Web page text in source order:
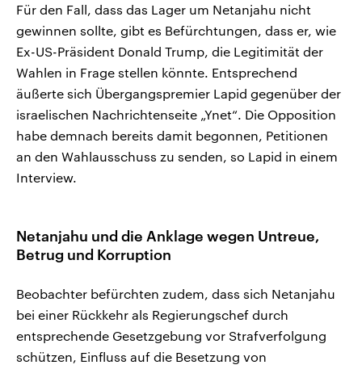
Für den Fall, dass das Lager um Netanjahu nicht
gewinnen sollte, gibt es Befürchtungen, dass er, wie
Ex-US-Präsident Donald Trump, die Legitimität der
Wahlen in Frage stellen könnte. Entsprechend
äußerte sich Übergangspremier Lapid gegenüber der
israelischen Nachrichtenseite „Ynet“. Die Opposition
habe demnach bereits damit begonnen, Petitionen
an den Wahlausschuss zu senden, so Lapid in einem
Interview.
Netanjahu und die Anklage wegen Untreue,
Betrug und Korruption
Beobachter befürchten zudem, dass sich Netanjahu
bei einer Rückkehr als Regierungschef durch
entsprechende Gesetzgebung vor Strafverfolgung
schützen, Einfluss auf die Besetzung von